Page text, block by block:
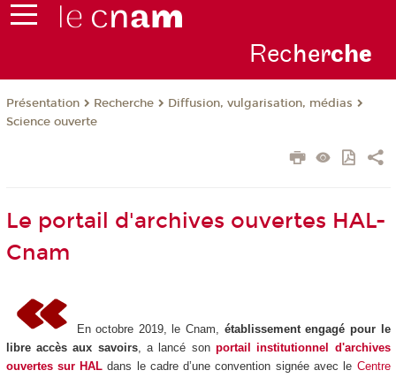
Recherche
Présentation Recherche
Diffusion, vulgarisation, médias
Science ouverte
Le portail d'archives ouvertes HAL-
Cnam
En octobre 2019, le Cnam, établissement engagé pour le
libre accès aux savoirs, a lancé son portail institutionnel d'archives
ouvertes sur HAL dans le cadre d’une convention signée avec le Centre